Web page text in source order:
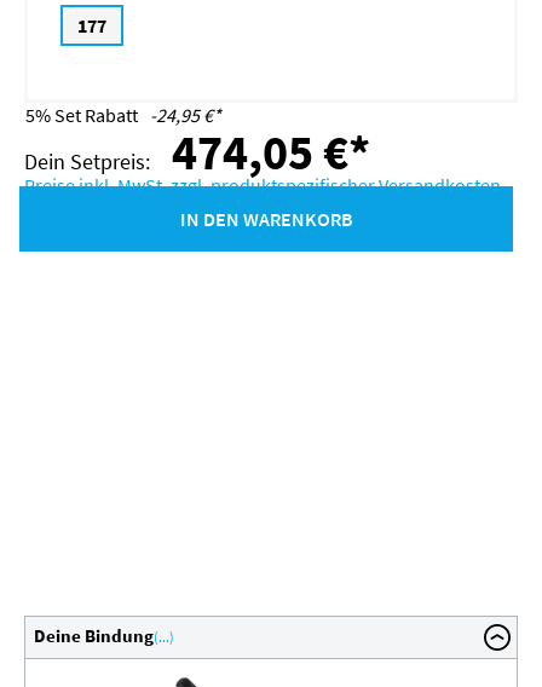
Deine Bindung(...)
177
5% Set Rabatt -24,95 €*
474,05 €*
Preise inkl. MwSt. zzgl. produktspezifischer Versandkosten
IN DEN WARENKORB